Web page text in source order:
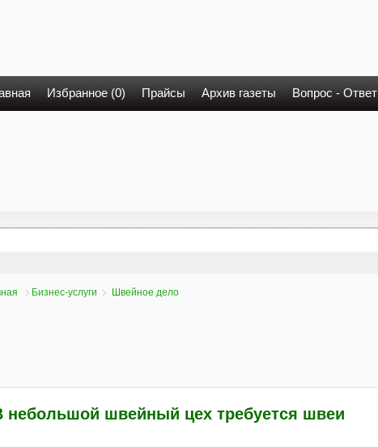
Избранное (0) Прайсы Архив газеты Вопрос - Ответ
Бизнес-услуги Швейное дело
небольшой швейный цех требуется швеи